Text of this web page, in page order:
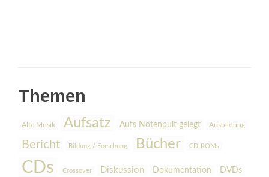
Themen
Alte Musik Aufsatz Aufs Notenpult gelegt Ausbildung
Bericht Bildung / Forschung Bücher CD-ROMs
CDs Crossover Diskussion Dokumentation DVDs